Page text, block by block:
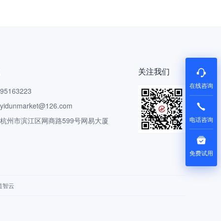
州市滨江区网商路599号网易大厦
关注我们
智云
在线咨询
电话咨询
免费试用